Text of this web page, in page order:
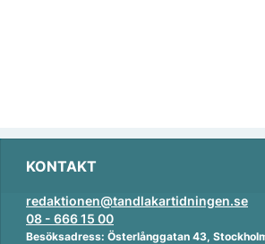
KONTAKT
redaktionen@tandlakartidningen.se
08 - 666 15 00
Besöksadress: Österlånggatan 43,